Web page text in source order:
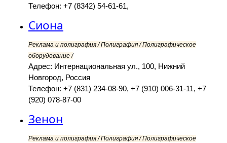
Телефон: +7 (8342) 54-61-61,
Сиона
Реклама и полиграфия / Полиграфия / Полиграфическое
оборудование /
Адрес: Интернациональная ул., 100, Нижний
Новгород, Россия
Телефон: +7 (831) 234-08-90, +7 (910) 006-31-11, +7
(920) 078-87-00
Зенон
Реклама и полиграфия / Полиграфия / Полиграфическое